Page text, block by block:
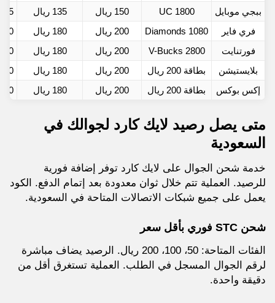
ببجي موبايل
1800 UC 150 ريال 135 ريال
15 ريال
فري فاير
1080 Diamonds 200 ريال 180 ريال
20 ريال
فورتنايت
2800 V-Bucks 200 ريال 180 ريال
20 ريال
بلايستيشن
بطاقة 200 ريال 200 ريال 180 ريال
20 ريال
إكس بوكس
بطاقة 200 ريال 200 ريال 180 ريال 20 ريال
متى يصل رصيد لايك كارد لجوالك في
السعودية
خدمة شحن الجوال على لايك كارد توفر إضافة فورية
للرصيد. العملية تتم خلال ثوان معدودة بعد إتمام الدفع. الكود
يعمل على جميع شبكات الاتصالات المتاحة في السعودية.
شحن STC فوري بأقل سعر
الفئات المتاحة: 50، 100، 200 ريال. الرصيد يضاف مباشرة
لرقم الجوال المسجل في الطلب. العملية تستغرق أقل من
دقيقة واحدة.